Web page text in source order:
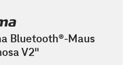
Bluetooth®-Maus
V2"